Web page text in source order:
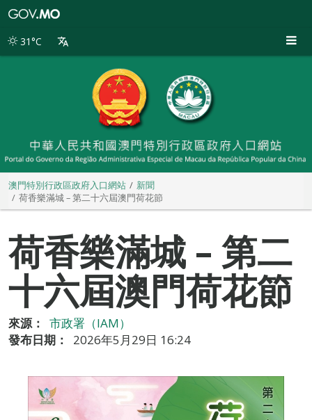
別
31°C
澳門特別行政區政府入口網站
新聞
荷香樂滿城 – 第二十六屆澳門荷花節
荷香樂滿城 – 第二
十六屆澳門荷花節
來源：
市政署（IAM）
發布日期：
2026年5月29日 16:24